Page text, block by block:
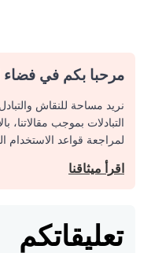
مرحبا بكم في فضاء
نريد مساحة للنقاش
التبادلات بموجب
لمراجعة قواعد الاستخدام
اقرأ ميثاقنا
تعليقاتكم